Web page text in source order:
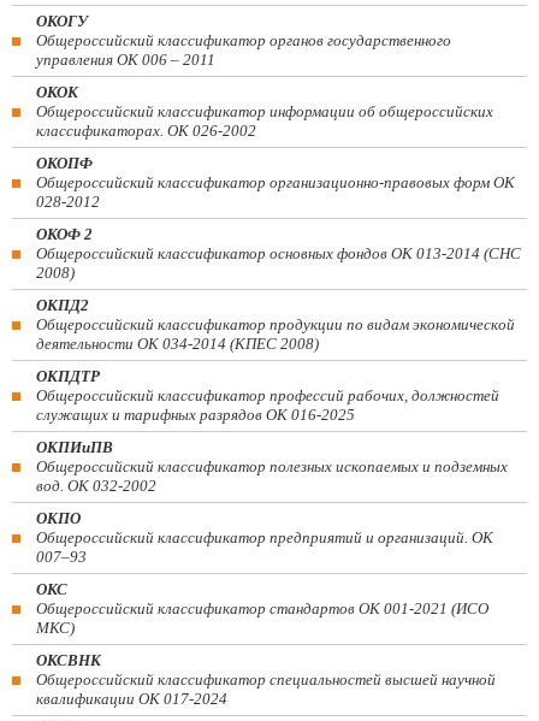
ОКОГУ
Общероссийский классификатор органов государственного
управления ОК 006 – 2011
ОКОК
Общероссийский классификатор информации об общероссийских
классификаторах. ОК 026-2002
ОКОПФ
Общероссийский классификатор организационно-правовых форм ОК
028-2012
ОКОФ 2
Общероссийский классификатор основных фондов ОК 013-2014 (СНС
2008)
ОКПД2
Общероссийский классификатор продукции по видам экономической
деятельности ОК 034-2014 (КПЕС 2008)
ОКПДТР
Общероссийский классификатор профессий рабочих, должностей
служащих и тарифных разрядов ОК 016-2025
ОКПИиПВ
Общероссийский классификатор полезных ископаемых и подземных
вод. ОК 032-2002
ОКПО
Общероссийский классификатор предприятий и организаций. ОК
007–93
ОКС
Общероссийский классификатор стандартов ОК 001-2021 (ИСО
МКС)
ОКСВНК
Общероссийский классификатор специальностей высшей научной
квалификации ОК 017-2024